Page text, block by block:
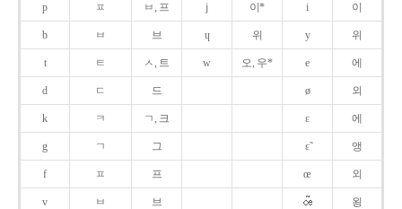
p ㅍ ㅂ, 프 j 이* i 이
b ㅂ 브 ɥ 위 y 위
t ㅌ ㅅ, 트 w 오, 우* e 에
d ㄷ 드 ø 외
k ㅋ ㄱ, 크 ɛ 에
g ㄱ 그 ɛ̃ 앵
f ㅍ 프 œ 외
v ㅂ 브 욍